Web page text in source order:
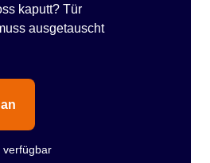
kaputt? Tür
ausgetauscht
verfügbar